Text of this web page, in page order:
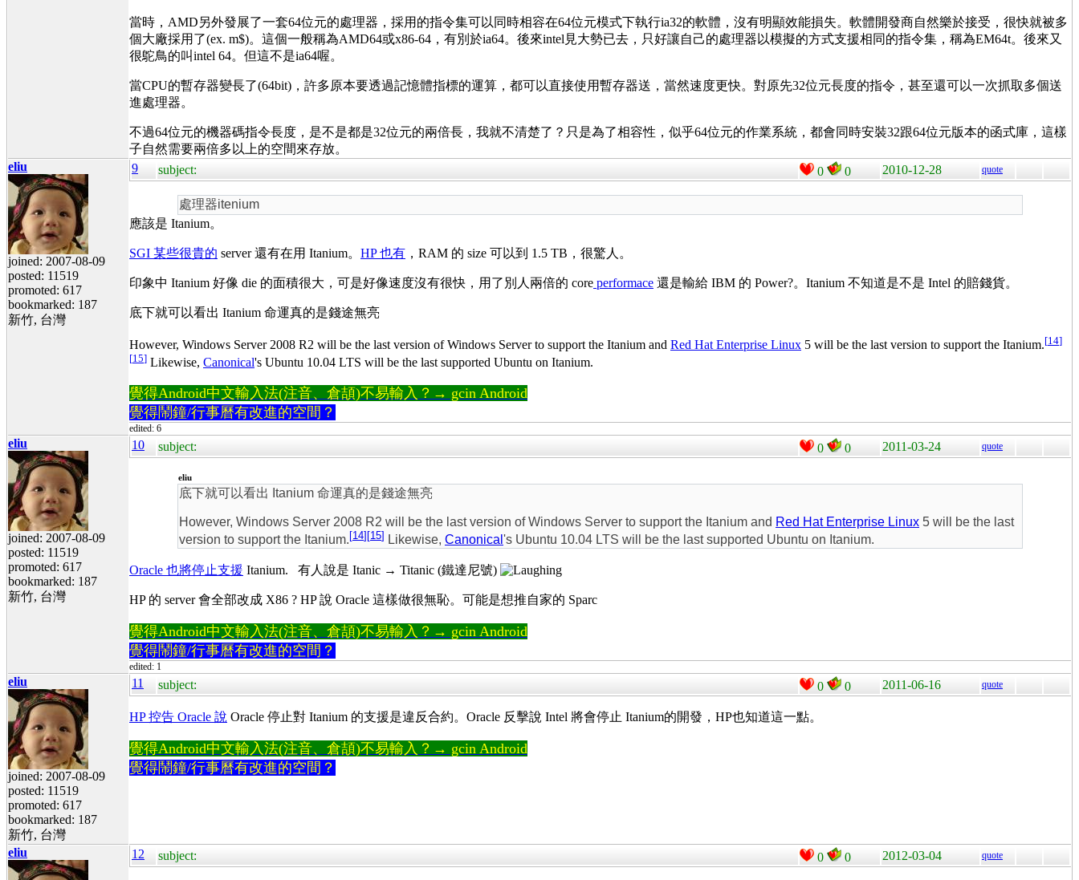
當時，AMD另外發展了一套64位元的處理器，採用的指令集可以同時相容在64位元模式下執行ia32的軟體，沒有明顯效能損失。軟體開發商自然樂於接受，很快就被多
個大廠採用了(ex. m$)。這個一般稱為AMD64或x86-64，有別於ia64。後來intel見大勢已去，只好讓自己的處理器以模擬的方式支援相同的指令集，稱為EM64t。後來又
很鴕鳥的叫intel 64。但這不是ia64喔。
當CPU的暫存器變長了(64bit)，許多原本要透過記憶體指標的運算，都可以直接使用暫存器送，當然速度更快。對原先32位元長度的指令，甚至還可以一次抓取多個送
進處理器。
不過64位元的機器碼指令長度，是不是都是32位元的兩倍長，我就不清楚了？只是為了相容性，似乎64位元的作業系統，都會同時安裝32跟64位元版本的函式庫，這樣
子自然需要兩倍多以上的空間來存放。
eliu
joined: 2007-08-09
posted: 11519
promoted: 617
bookmarked: 187
新竹, 台灣
9 subject: 0 0 2010-12-28 quote
處理器itenium
應該是 Itanium。
SGI 某些很貴的 server 還有在用 Itanium。 HP 也有 ，RAM 的 size 可以到 1.5 TB，很驚人。
印象中 Itanium 好像 die 的面積很大，可是好像速度沒有很快，用了別人兩倍的 core performace 還是輸給 IBM 的 Power?。Itanium 不知道是不是 Intel 的賠錢貨。
底下就可以看出 Itanium 命運真的是錢途無亮
However, Windows Server 2008 R2 will be the last version of Windows Server to support the Itanium and Red Hat Enterprise Linux 5 will be the last version to support the Itanium.[14]
[15] Likewise, Canonical's Ubuntu 10.04 LTS will be the last supported Ubuntu on Itanium.
覺得Android中文輸入法(注音、倉頡)不易輸入？→ gcin Android
覺得鬧鐘/行事曆有改進的空間？
edited: 6
eliu
joined: 2007-08-09
posted: 11519
promoted: 617
bookmarked: 187
新竹, 台灣
10 subject: 0 0 2011-03-24 quote
eliu
底下就可以看出 Itanium 命運真的是錢途無亮
However, Windows Server 2008 R2 will be the last version of Windows Server to support the Itanium and Red Hat Enterprise Linux 5 will be the last
version to support the Itanium. [14] [15] Likewise, Canonical 's Ubuntu 10.04 LTS will be the last supported Ubuntu on Itanium.
Oracle 也將停止支援 Itanium. 有人說是 Itanic → Titanic (鐵達尼號)
HP 的 server 會全部改成 X86 ? HP 說 Oracle 這樣做很無恥。可能是想推自家的 Sparc
覺得Android中文輸入法(注音、倉頡)不易輸入？→ gcin Android
覺得鬧鐘/行事曆有改進的空間？
edited: 1
eliu
joined: 2007-08-09
posted: 11519
promoted: 617
bookmarked: 187
新竹, 台灣
11 subject: 0 0 2011-06-16 quote
HP 控告 Oracle 說 Oracle 停止對 Itanium 的支援是違反合約。Oracle 反擊說 Intel 將會停止 Itanium的開發，HP也知道這一點。
覺得Android中文輸入法(注音、倉頡)不易輸入？→ gcin Android
覺得鬧鐘/行事曆有改進的空間？
eliu 12 subject: 0 0 2012-03-04 quote